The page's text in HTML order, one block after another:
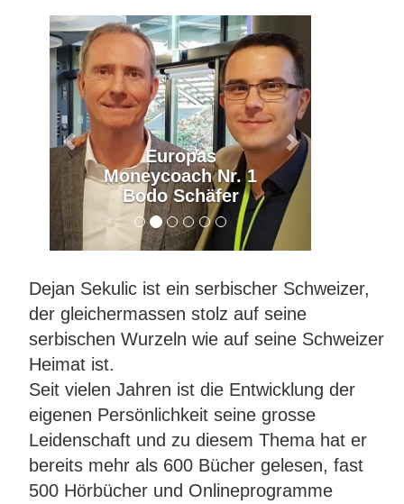
Europas
Moneycoach Nr. 1
Bodo Schäfer
Previous
Dejan Sekulic ist ein serbischer Schweizer,
der gleichermassen stolz auf seine
serbischen Wurzeln wie auf seine Schweizer
Heimat ist.
Seit vielen Jahren ist die Entwicklung der
eigenen Persönlichkeit seine grosse
Leidenschaft und zu diesem Thema hat er
bereits mehr als 600 Bücher gelesen, fast
500 Hörbücher und Onlineprogramme